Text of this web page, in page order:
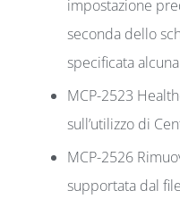
impostazione
seconda dello
specificata
MCP-2523
sull’utilizzo di
MCP-2526
supportata dal